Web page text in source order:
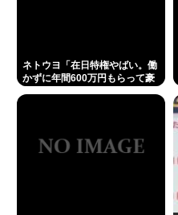
ネトウヨ「在日特権やばい。働
かずに年間600万円もらって豪